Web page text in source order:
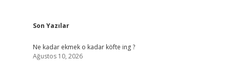
Sidebar
Son Yazılar
Ne kadar ekmek o kadar köfte ing ?
Ağustos 10, 2026